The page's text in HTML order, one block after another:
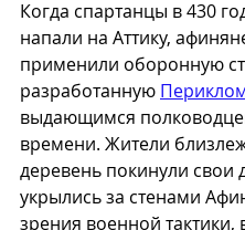
Когда спартанцы в 430
напали на Аттику,
применили оборонную
разработанную
выдающимся
времени. Жители
деревень покинули свои
укрылись за стенами
зрения военной тактики,